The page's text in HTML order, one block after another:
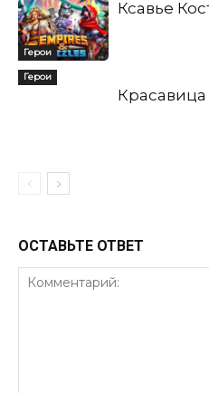
Герои
Ксавье
Герои
Красавица
ОСТАВЬТЕ ОТВЕТ